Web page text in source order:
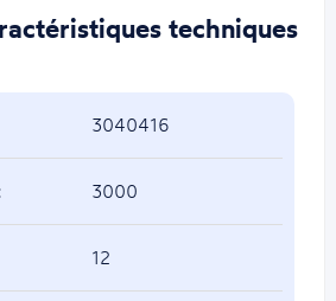
techniques
3040416
3000
12